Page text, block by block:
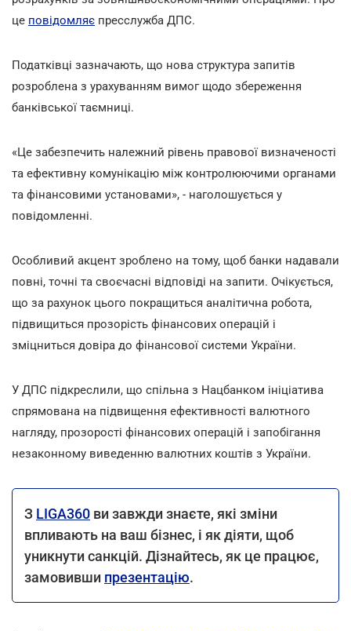
це повідомляє пресслужба ДПС.
Податківці зазначають, що нова структура запитів
розроблена з урахуванням вимог щодо збереження
банківської таємниці.
«Це забезпечить належний рівень правової визначеності
та ефективну комунікацію між контролюючими органами
та фінансовими установами», - наголошується у
повідомленні.
Особливий акцент зроблено на тому, щоб банки надавали
повні, точні та своєчасні відповіді на запити. Очікується,
що за рахунок цього покращиться аналітична робота,
підвищиться прозорість фінансових операцій і
зміцниться довіра до фінансової системи України.
У ДПС підкреслили, що спільна з Нацбанком ініціатива
спрямована на підвищення ефективності валютного
нагляду, прозорості фінансових операцій і запобігання
незаконному виведенню валютних коштів з України.
З LIGA360 ви завжди знаєте, які зміни
впливають на ваш бізнес, і як діяти, щоб
уникнути санкцій. Дізнайтесь, як це працює,
замовивши презентацію.